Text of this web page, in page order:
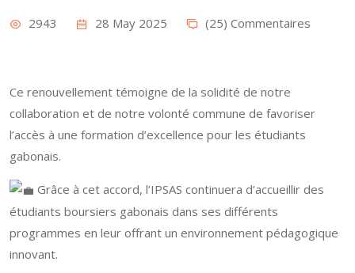
2943 28 May 2025 (25) Commentaires
Ce renouvellement témoigne de la solidité de notre
collaboration et de notre volonté commune de favoriser
l’accès à une formation d’excellence pour les étudiants
gabonais.
Grâce à cet accord, l’IPSAS continuera d’accueillir des
étudiants boursiers gabonais dans ses différents
programmes en leur offrant un environnement pédagogique
innovant.